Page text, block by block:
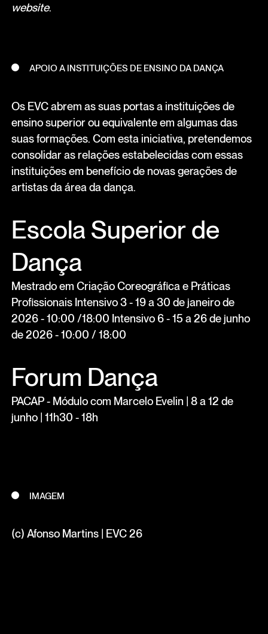
website.
APOIO A INSTITUIÇÕES DE ENSINO DA DANÇA
Os EVC abrem as suas portas a instituições de
ensino superior ou equivalente em algumas das
suas formações. Com esta iniciativa, pretendemos
consolidar as relações estabelecidas com essas
instituições em benefício de novas gerações de
artistas da área da dança.
Escola Superior de
Dança
Mestrado em Criação Coreográfica e Práticas
Profissionais Intensivo 3 - 19 a 30 de janeiro de
2026 - 10:00 /18:00 Intensivo 6 - 15 a 26 de junho
de 2026 - 10:00 / 18:00
Forum Dança
PACAP - Módulo com Marcelo Evelin | 8 a 12 de
junho | 11h30 - 18h
IMAGEM
(c) Afonso Martins | EVC 26